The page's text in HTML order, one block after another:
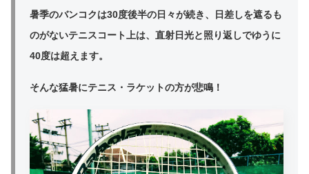
暑季のバンコクは30度後半の日々が続き、日差しを遮るも
のがないテニスコート上は、直射日光と照り返しでゆうに
40度は超えます。
そんな猛暑にテニス・ラケットの方が悲鳴！